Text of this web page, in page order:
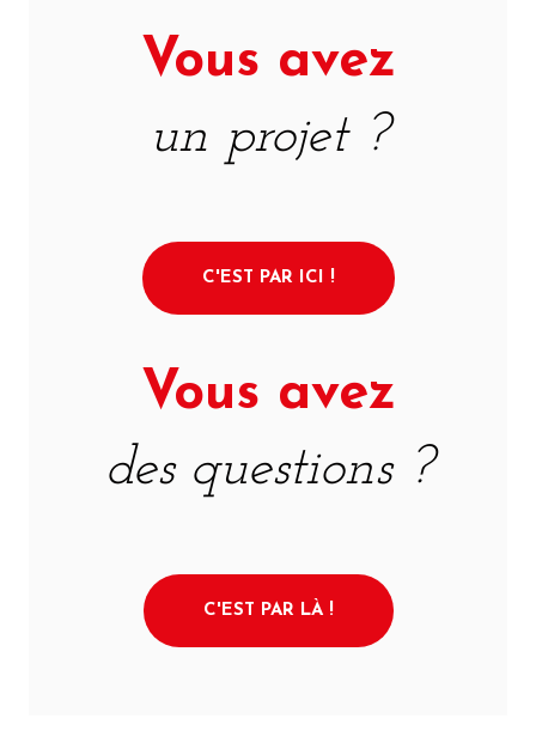
Vous avez
un projet ?
C'EST PAR ICI !
Vous avez
des questions ?
C'EST PAR LÀ !